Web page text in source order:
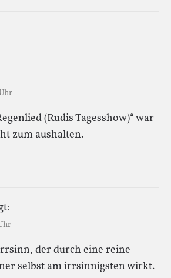
(Rudis Tagesshow)“ war
zum aushalten.
der durch eine reine
selbst am irrsinnigsten wirkt.